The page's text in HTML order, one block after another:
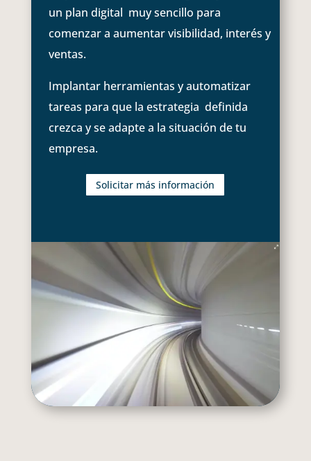
un plan digital muy sencillo para
comenzar a aumentar visibilidad, interés y
ventas.
Implantar herramientas y automatizar
tareas para que la estrategia definida
crezca y se adapte a la situación de tu
empresa.
Solicitar más información